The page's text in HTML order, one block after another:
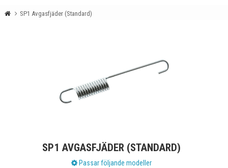
SP1 Avgasfjäder (Standard)
SP1 AVGASFJÄDER (STANDARD)
Passar följande modeller